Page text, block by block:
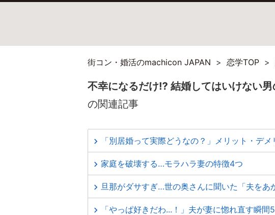
街コン・婚活のmachicon JAPAN 恋学TOP
不幸になるだけ⁉ 結婚してはいけない
の関連記事
「別居婚って実際どうなの？」メリット・デ
家庭を破壊する…モラハラ妻の特徴4つ
旦那がダサすぎ…世の奥さんに聞いた「夫をあ
「やっぱ好きだわ...！」夫が妻に惚れ直す瞬間